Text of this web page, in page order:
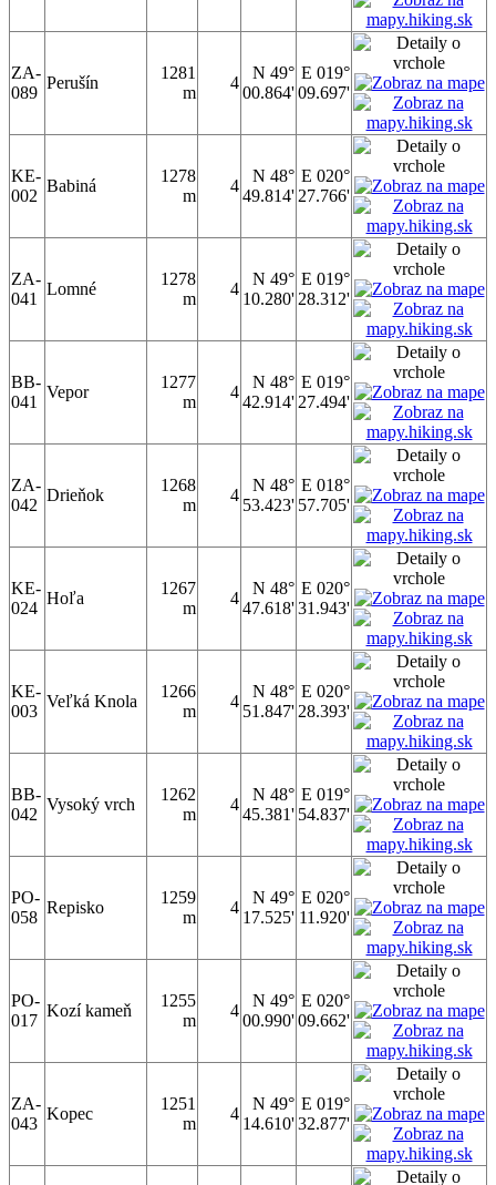
ZA-
089
Perušín
1281
m
4
N 49°
00.864'
E 019°
09.697'
KE-
002
Babiná
1278
m
4
N 48°
49.814'
E 020°
27.766'
ZA-
041
Lomné
1278
m
4
N 49°
10.280'
E 019°
28.312'
BB-
041
Vepor
1277
m
4
N 48°
42.914'
E 019°
27.494'
ZA-
042
Drieňok
1268
m
4
N 48°
53.423'
E 018°
57.705'
KE-
024
Hoľa
1267
m
4
N 48°
47.618'
E 020°
31.943'
KE-
003
Veľká Knola
1266
m
4
N 48°
51.847'
E 020°
28.393'
BB-
042
Vysoký vrch
1262
m
4
N 48°
45.381'
E 019°
54.837'
PO-
058
Repisko
1259
m
4
N 49°
17.525'
E 020°
11.920'
PO-
017
Kozí kameň
1255
m
4
N 49°
00.990'
E 020°
09.662'
ZA-
043
Kopec
1251
m
4
N 49°
14.610'
E 019°
32.877'